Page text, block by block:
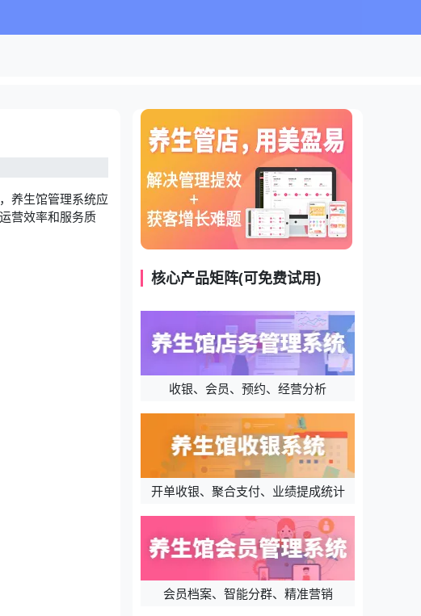
养生馆管理系统应
营效率和服务质
核心产品矩阵(可免费试用)
收银、会员、预约、经营分析
开单收银、聚合支付、业绩提成统计
会员档案、智能分群、精准营销